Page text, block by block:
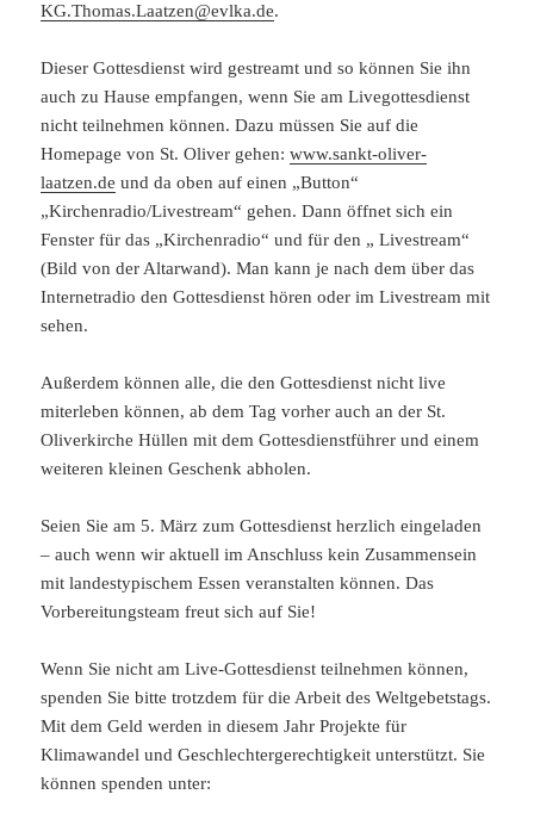
KG.Thomas.Laatzen@evlka.de.
Dieser Gottesdienst wird gestreamt und so können Sie ihn
auch zu Hause empfangen, wenn Sie am Livegottesdienst
nicht teilnehmen können. Dazu müssen Sie auf die
Homepage von St. Oliver gehen:www.sankt-oliver-
laatzen.de und da oben auf einen „Button“
„Kirchenradio/Livestream“ gehen. Dann öffnet sich ein
Fenster für das „Kirchenradio“ und für den „ Livestream“
(Bild von der Altarwand). Man kann je nach dem über das
Internetradio den Gottesdienst hören oder im Livestream mit
sehen.
Außerdem können alle, die den Gottesdienst nicht live
miterleben können, ab dem Tag vorher auch an der St.
Oliverkirche Hüllen mit dem Gottesdienstführer und einem
weiteren kleinen Geschenk abholen.
Seien Sie am 5. März zum Gottesdienst herzlich eingeladen
– auch wenn wir aktuell im Anschluss kein Zusammensein
mit landestypischem Essen veranstalten können. Das
Vorbereitungsteam freut sich auf Sie!
Wenn Sie nicht am Live-Gottesdienst teilnehmen können,
spenden Sie bitte trotzdem für die Arbeit des Weltgebetstags.
Mit dem Geld werden in diesem Jahr Projekte für
Klimawandel und Geschlechtergerechtigkeit unterstützt. Sie
können spenden unter: